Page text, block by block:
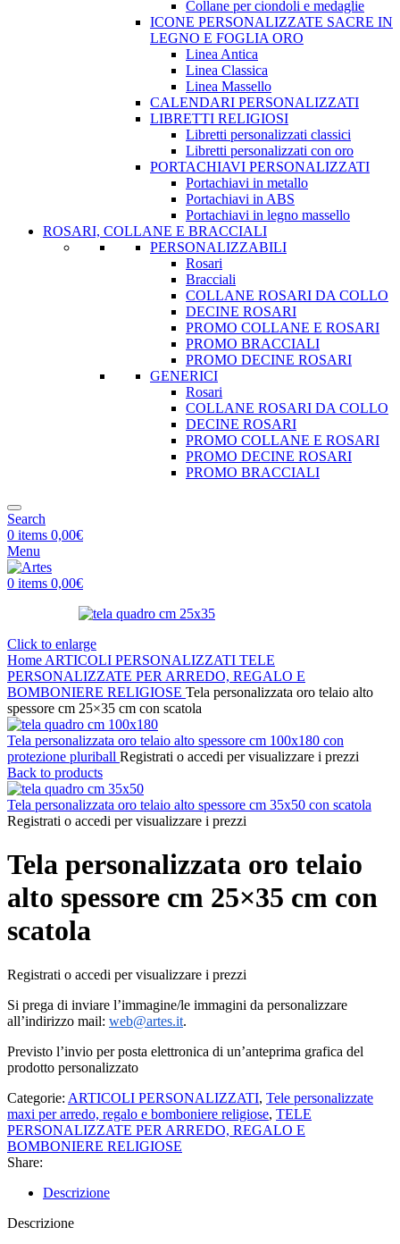
Collane per ciondoli e medaglie
ICONE PERSONALIZZATE SACRE IN
LEGNO E FOGLIA ORO
Linea Antica
Linea Classica
Linea Massello
CALENDARI PERSONALIZZATI
LIBRETTI RELIGIOSI
Libretti personalizzati classici
Libretti personalizzati con oro
PORTACHIAVI PERSONALIZZATI
Portachiavi in metallo
Portachiavi in ABS
Portachiavi in legno massello
ROSARI, COLLANE E BRACCIALI
PERSONALIZZABILI
Rosari
Bracciali
COLLANE ROSARI DA COLLO
DECINE ROSARI
PROMO COLLANE E ROSARI
PROMO BRACCIALI
PROMO DECINE ROSARI
GENERICI
Rosari
COLLANE ROSARI DA COLLO
DECINE ROSARI
PROMO COLLANE E ROSARI
PROMO DECINE ROSARI
PROMO BRACCIALI
Search
0 items 0,00€
Menu
0 items 0,00€
Click to enlarge
Home ARTICOLI PERSONALIZZATI TELE
PERSONALIZZATE PER ARREDO, REGALO E
BOMBONIERE RELIGIOSE Tela personalizzata oro telaio alto
spessore cm 25×35 cm con scatola
Tela personalizzata oro telaio alto spessore cm 100x180 con
protezione pluriball Registrati o accedi per visualizzare i prezzi
Back to products
Tela personalizzata oro telaio alto spessore cm 35x50 con scatola
Registrati o accedi per visualizzare i prezzi
Tela personalizzata oro telaio
alto spessore cm 25×35 cm con
scatola
Registrati o accedi per visualizzare i prezzi
Si prega di inviare l’immagine/le immagini da personalizzare
all’indirizzo mail: web@artes.it.
Previsto l’invio per posta elettronica di un’anteprima grafica del
prodotto personalizzato
Categorie: ARTICOLI PERSONALIZZATI, Tele personalizzate
maxi per arredo, regalo e bomboniere religiose, TELE
PERSONALIZZATE PER ARREDO, REGALO E
BOMBONIERE RELIGIOSE
Share:
Descrizione
Descrizione